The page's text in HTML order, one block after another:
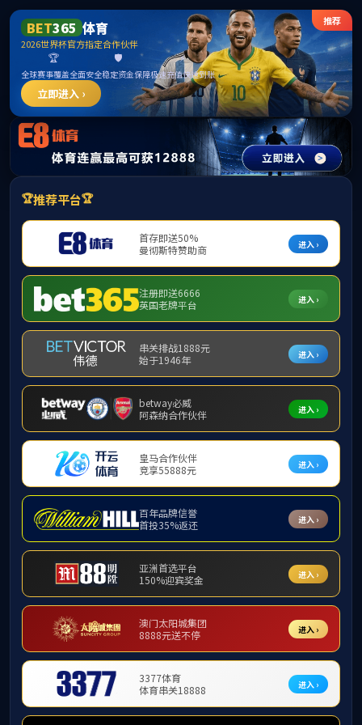
中国·yl1111永利(集团)有限公司-Official Website
提示：虚拟目录未发布在此域名下
首页 关闭此页